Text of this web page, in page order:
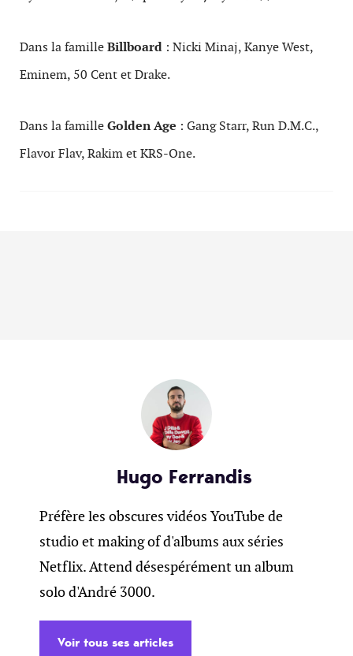
Dans la familleBillboard : Nicki Minaj, Kanye West,
Eminem, 50 Cent et Drake.
Dans la familleGolden Age : Gang Starr, Run D.M.C.,
Flavor Flav, Rakim et KRS-One.
Hugo Ferrandis
Préfère les obscures vidéos YouTube de
studio et making of d'albums aux séries
Netflix. Attend désespérément un album
solo d'André 3000.
Voir tous ses articles